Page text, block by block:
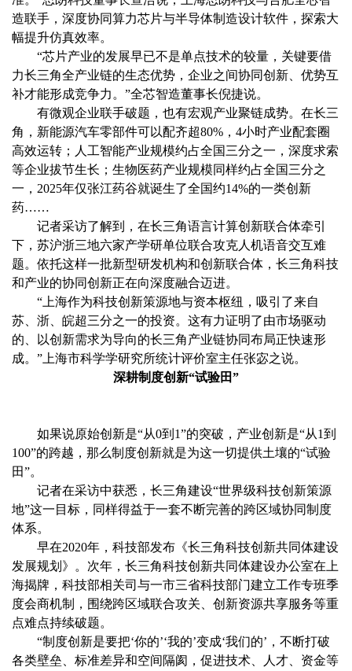
造联手，深度协同算力芯片与半导体制造设计软件，探索大
幅提升仿真效率。
“芯片产业的发展早已不是单点技术的较量，关键要借
力长三角全产业链的生态优势，企业之间协同创新、优势互
补才能形成竞争力。”全芯智造董事长倪捷说。
有微观企业联手破题，也有宏观产业聚链成势。在长三
角，新能源汽车零部件可以配齐超80%，4小时产业配套圈
高效运转；人工智能产业规模约占全国三分之一，深度求索
等企业拔节生长；生物医药产业规模同样约占全国三分之
一，2025年仅张江药谷就诞生了全国约14%的一类创新
药……
记者采访了解到，在长三角语言计算创新联合体牵引
下，苏沪浙三地六家产学研单位联合攻克人机语音交互难
题。依托这样一批新型研发机构和创新联合体，长三角科技
和产业的协同创新正在向深度融合迈进。
“上海作为科技创新策源地与资本枢纽，吸引了来自
苏、浙、皖超三分之一的投资。这有力证明了由市场驱动
的、以创新需求为导向的长三角产业链协同布局正快速形
成。”上海市科学学研究所统计评价室主任张宓之说。
深耕制度创新“试验田”
如果说原始创新是“从0到1”的突破，产业创新是“从1到
100”的跨越，那么制度创新就是为这一切提供土壤的“试验
田”。
记者在采访中获悉，长三角建设“世界级科技创新策源
地”这一目标，同样得益于一套不断完善的跨区域协同制度
体系。
早在2020年，科技部发布《长三角科技创新共同体建设
发展规划》。次年，长三角科技创新共同体建设办公室在上
海揭牌，科技部相关司与一市三省科技部门建立工作专班季
度会商机制，围绕跨区域联合攻关、创新资源共享服务等重
点难点持续破题。
“制度创新是要把‘你的’‘我的’变成‘我们的’，不断打破
各类壁垒、标准差异和空间隔阂，促进技术、人才、资金等